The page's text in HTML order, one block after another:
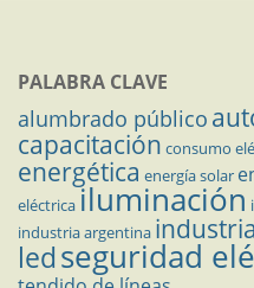
PALABRA CLAVE
alumbrado público
capacitación consumo
energética energía solar
eléctricailuminación
industria argentina
ledseguridad